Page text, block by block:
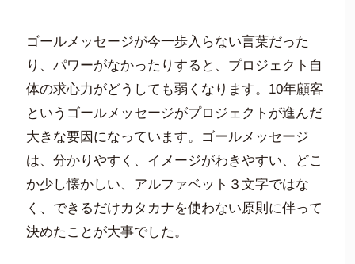
ゴールメッセージが今一歩入らない言葉だった
り、パワーがなかったりすると、プロジェクト自
体の求心力がどうしても弱くなります。10年顧客
というゴールメッセージがプロジェクトが進んだ
大きな要因になっています。ゴールメッセージ
は、分かりやすく、イメージがわきやすい、どこ
か少し懐かしい、アルファベット３文字ではな
く、できるだけカタカナを使わない原則に伴って
決めたことが大事でした。